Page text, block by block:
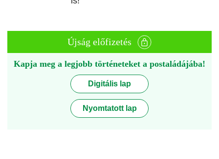
Újság előfizetés
Kapja meg a legjobb történeteket a postaládájába!
Digitális lap
Nyomtatott lap